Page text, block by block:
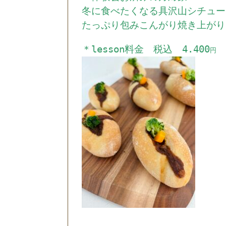
冬に食べたくなる具沢山シチュ
たっぷり包みこんがり焼き上が
＊lesson料金 税込 4.400円